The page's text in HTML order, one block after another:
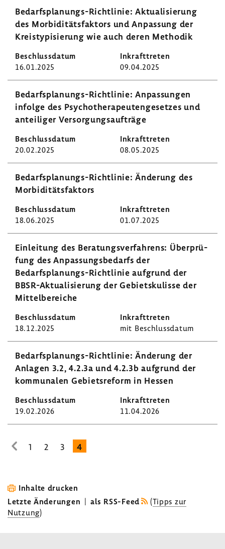
Bedarfsplanungs-​Richtlinie: Aktua­li­sie­rung
des Morbi­di­täts­fak­tors und Anpas­sung der
Kreis­ty­pi­sie­rung wie auch deren Methodik
16.01.2025 09.04.2025
Bedarfsplanungs-​Richtlinie: Anpas­sungen
infolge des Psycho­the­ra­peu­ten­ge­setzes und
antei­liger Versor­gungs­auf­träge
20.02.2025 08.05.2025
Bedarfsplanungs-​Richtlinie: Ände­rung des
Morbi­di­täts­fak­tors
18.06.2025 01.07.2025
Einlei­tung des Bera­tungs­ver­fah­rens: Über­prü­
fung des Anpas­sungs­be­darfs der
Bedarfsplanungs-​Richtlinie aufgrund der
BBSR-​Aktualisierung der Gebiets­ku­lisse der
Mittel­be­reiche
18.12.2025 mit Beschluss­datum
Bedarfsplanungs-​Richtlinie: Ände­rung der
Anlagen 3.2, 4.2.3a und 4.2.3b aufgrund der
kommu­nalen Gebiets­re­form in Hessen
19.02.2026 11.04.2026
zur
Seite
1 2 3 4
Inhalte drucken
Letzte Änderungen | als RSS-Feed (Tipps zur
Nutzung)